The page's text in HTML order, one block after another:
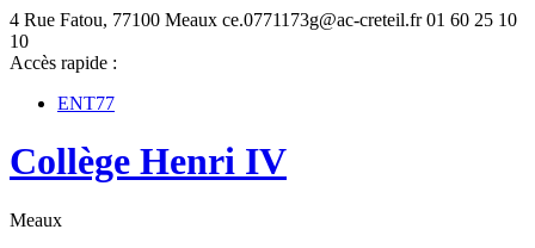
4 Rue Fatou, 77100 Meaux ce.0771173g@ac-creteil.fr 01 60 25 10
10
Accès rapide :
ENT77
Collège Henri IV
Meaux